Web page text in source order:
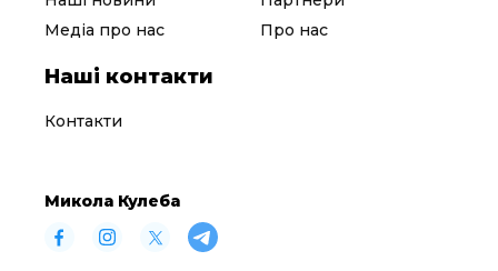
Медіа про нас
Про нас
Наші контакти
Контакти
Микола Кулеба